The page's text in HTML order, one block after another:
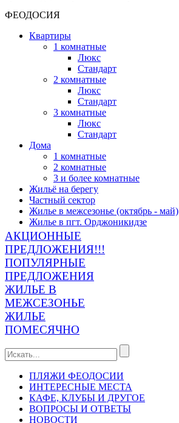
ФЕОДОСИЯ
Квартиры
1 комнатные
Люкс
Стандарт
2 комнатные
Люкс
Стандарт
3 комнатные
Люкс
Стандарт
Дома
1 комнатные
2 комнатные
3 и более комнатные
Жильё на берегу
Частный сектор
Жилье в межсезонье (октябрь - май)
Жилье в пгт. Орджоникидзе
АКЦИОННЫЕ
ПРЕДЛОЖЕНИЯ!!!
ПОПУЛЯРНЫЕ
ПРЕДЛОЖЕНИЯ
ЖИЛЬЕ В
МЕЖСЕЗОНЬЕ
ЖИЛЬЕ
ПОМЕСЯЧНО
ПЛЯЖИ ФЕОДОСИИ
ИНТЕРЕСНЫЕ МЕСТА
КАФЕ, КЛУБЫ И ДРУГОЕ
ВОПРОСЫ И ОТВЕТЫ
НОВОСТИ